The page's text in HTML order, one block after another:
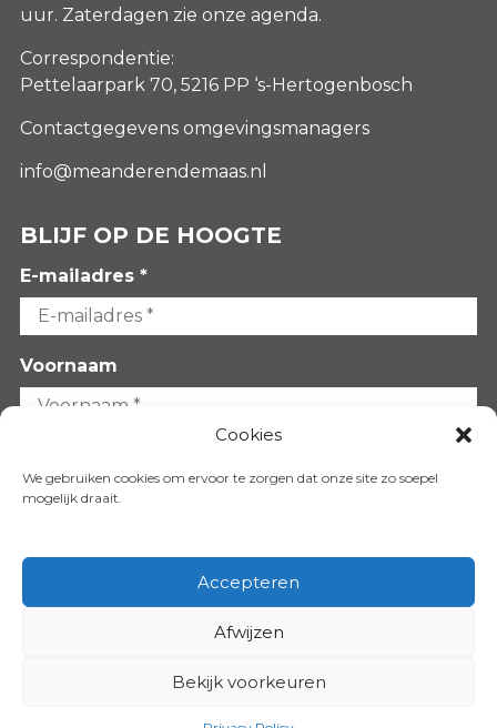
Cookies
We gebruiken cookies om ervoor te zorgen dat onze site zo soepel
mogelijk draait.
Accepteren
Afwijzen
Bekijk voorkeuren
uur. Zaterdagen zie onze agenda.
Correspondentie:
Pettelaarpark 70, 5216 PP ‘s-Hertogenbosch
Contactgegevens omgevingsmanagers
info@meanderendemaas.nl
BLIJF OP DE HOOGTE
E-mailadres *
Voornaam
VOLG ONS OP: